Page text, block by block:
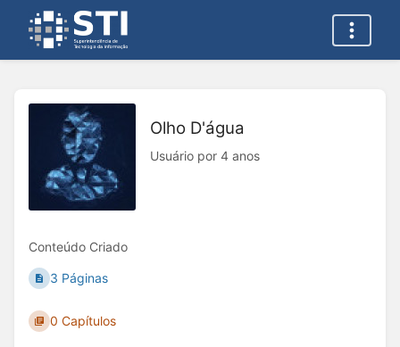
Olho D'água
Usuário por 4 anos
Conteúdo Criado
3 Páginas
0 Capítulos